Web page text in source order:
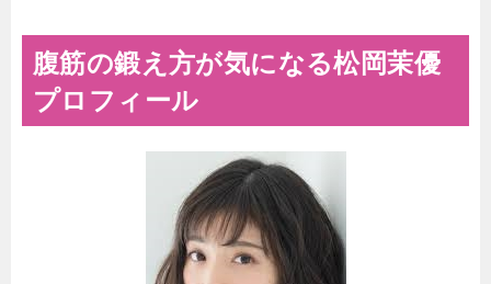
腹筋の鍛え方が気になる松岡茉優
プロフィール